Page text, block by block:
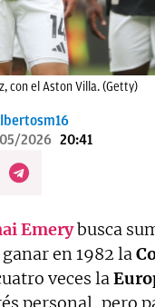
con el Aston Villa. (Getty)
2026 20:41
Emerybusca
en 1982 la
veces la